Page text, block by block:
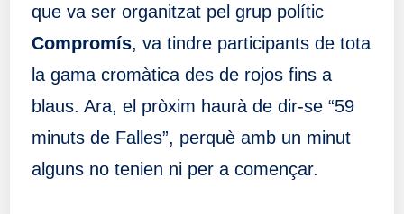
que va ser organitzat pel grup polític
Compromís, va tindre participants de tota
la gama cromàtica des de rojos fins a
blaus. Ara, el pròxim haurà de dir-se “59
minuts de Falles”, perquè amb un minut
alguns no tenien ni per a començar.